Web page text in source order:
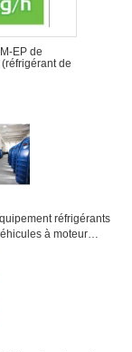
EP de
de
réfrigérants
à moteur
automatiques de
de machine de